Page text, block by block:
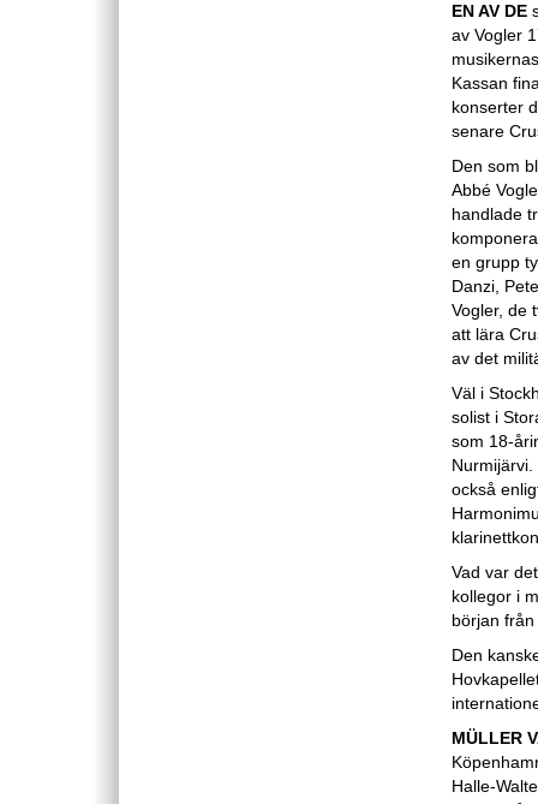
EN AV DE
av Vogler
Kassan
konserter
senare
Den som
Abbé
handlade
en grupp
Danzi,
Vogler, de
att lära
av det
Väl i
solist i
som 18-
också
Vad var
kollegor i
början
Den
MÜLLER
Halle-